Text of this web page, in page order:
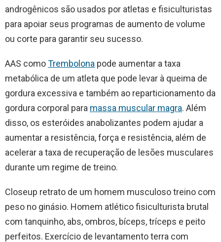
androgênicos são usados por atletas e fisiculturistas
para apoiar seus programas de aumento de volume
ou corte para garantir seu sucesso.
AAS comoTrembolona pode aumentar a taxa
metabólica de um atleta que pode levar à queima de
gordura excessiva e também ao reparticionamento da
gordura corporal para massa muscular magra. Além
disso, os esteróides anabolizantes podem ajudar a
aumentar a resistência, força e resistência, além de
acelerar a taxa de recuperação de lesões musculares
durante um regime de treino.
Closeup retrato de um homem musculoso treino com
peso no ginásio. Homem atlético fisiculturista brutal
com tanquinho, abs, ombros, bíceps, tríceps e peito
perfeitos. Exercício de levantamento terra com